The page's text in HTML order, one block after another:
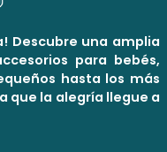
Descubre una amplia
para bebés,
hasta los más
que la alegría llegue a